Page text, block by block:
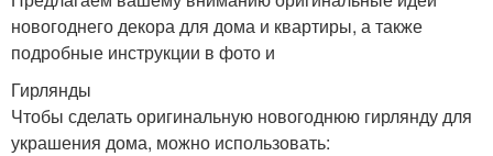
новогоднего декора для дома и квартиры, а также
подробные инструкции в фото и
Гирлянды
Чтобы сделать оригинальную новогоднюю гирлянду для
украшения дома, можно использовать: